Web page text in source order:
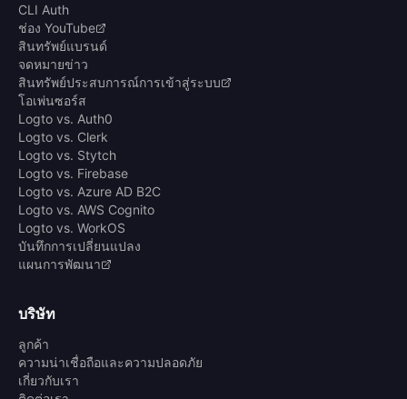
CLI Auth
ช่อง YouTube
สินทรัพย์แบรนด์
จดหมายข่าว
สินทรัพย์ประสบการณ์การเข้าสู่ระบบ
โอเพ่นซอร์ส
Logto vs. Auth0
Logto vs. Clerk
Logto vs. Stytch
Logto vs. Firebase
Logto vs. Azure AD B2C
Logto vs. AWS Cognito
Logto vs. WorkOS
บันทึกการเปลี่ยนแปลง
แผนการพัฒนา
บริษัท
ลูกค้า
ความน่าเชื่อถือและความปลอดภัย
เกี่ยวกับเรา